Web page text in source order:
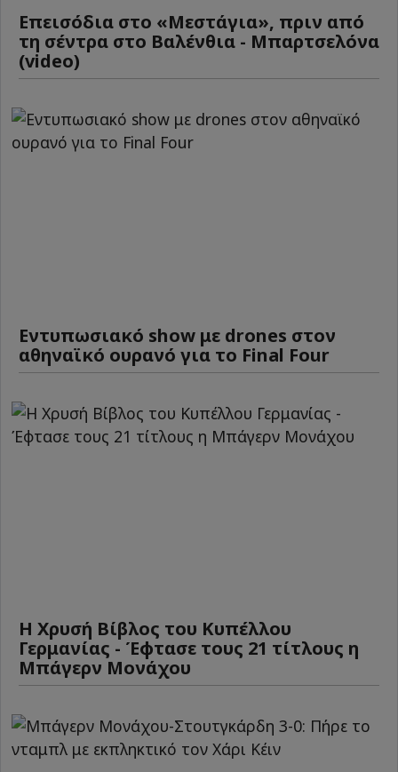
Επεισόδια στο «Μεστάγια», πριν από
τη σέντρα στο Βαλένθια - Μπαρτσελόνα
(video)
Εντυπωσιακό show με drones στον
αθηναϊκό ουρανό για το Final Four
Η Χρυσή Βίβλος του Κυπέλλου
Γερμανίας - Έφτασε τους 21 τίτλους η
Μπάγερν Μονάχου